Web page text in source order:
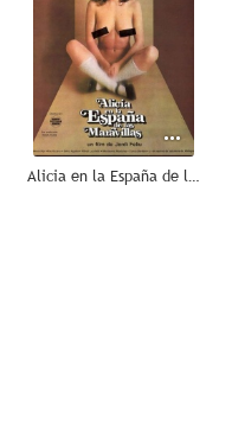
Alicia en la España de las maravillas